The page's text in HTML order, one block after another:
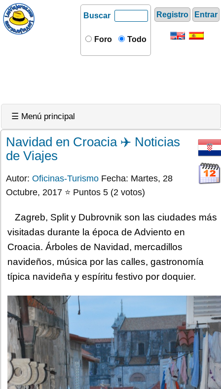
Registro Entrar
Buscar
Foro Todo
☰ Menú principal
Navidad en Croacia ✈️ Noticias
de Viajes
Autor: Oficinas-Turismo Fecha: Martes, 28
Octubre, 2017 ⭐ Puntos 5 (2 votos)
Zagreb, Split y Dubrovnik son las ciudades más
visitadas durante la época de Adviento en
Croacia. Árboles de Navidad, mercadillos
navideños, música por las calles, gastronomía
típica navideña y espíritu festivo por doquier.